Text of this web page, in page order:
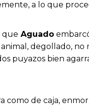
a lo que
que Aguado
degollado,
puyazos bien
como de caja,